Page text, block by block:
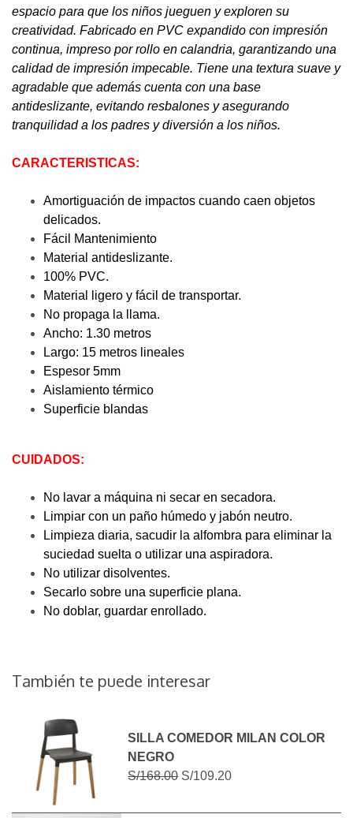
espacio para que los niños jueguen y exploren su
creatividad. Fabricado en PVC expandido con impresión
continua, impreso por rollo en calandria, garantizando una
calidad de impresión impecable. Tiene una textura suave y
agradable que además cuenta con una base
antideslizante, evitando resbalones y asegurando
tranquilidad a los padres y diversión a los niños.
CARACTERISTICAS:
Amortiguación de impactos cuando caen objetos
delicados.
Fácil Mantenimiento
Material antideslizante.
100% PVC.
Material ligero y fácil de transportar.
No propaga la llama.
Ancho: 1.30 metros
Largo: 15 metros lineales
Espesor 5mm
Aislamiento térmico
Superficie blandas
CUIDADOS:
No lavar a máquina ni secar en secadora.
Limpiar con un paño húmedo y jabón neutro.
Limpieza diaria, sacudir la alfombra para eliminar la
suciedad suelta o utilizar una aspiradora.
No utilizar disolventes.
Secarlo sobre una superficie plana.
No doblar, guardar enrollado.
También te puede interesar
SILLA COMEDOR MILAN COLOR
NEGRO
S/168.00S/109.20